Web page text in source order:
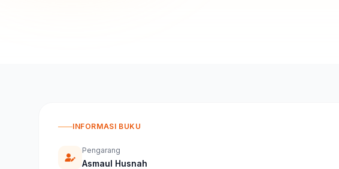
INFORMASI BUKU
Pengarang
Asmaul Husnah